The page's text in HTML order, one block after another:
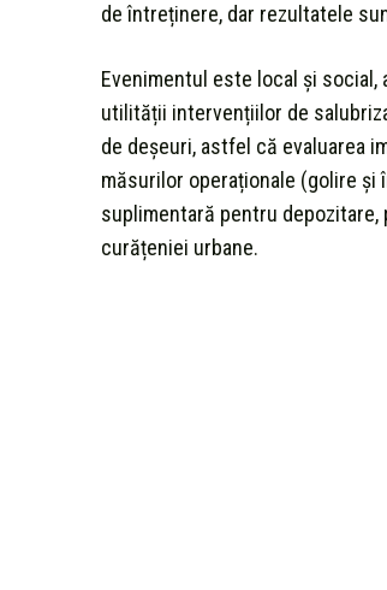
de întreținere, dar rezultatele
Evenimentul este local și
utilității intervențiilor de
de deșeuri, astfel că evaluarea
măsurilor operaționale (golire
suplimentară pentru
curățeniei urbane.